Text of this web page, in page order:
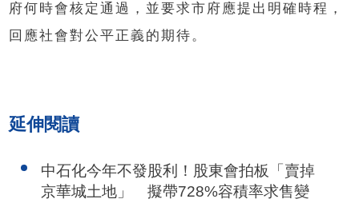
府何時會核定通過，並要求市府應提出明確時程，
回應社會對公平正義的期待。
延伸閱讀
中石化今年不發股利！股東會拍板「賣掉
京華城土地」 擬帶728%容積率求售變